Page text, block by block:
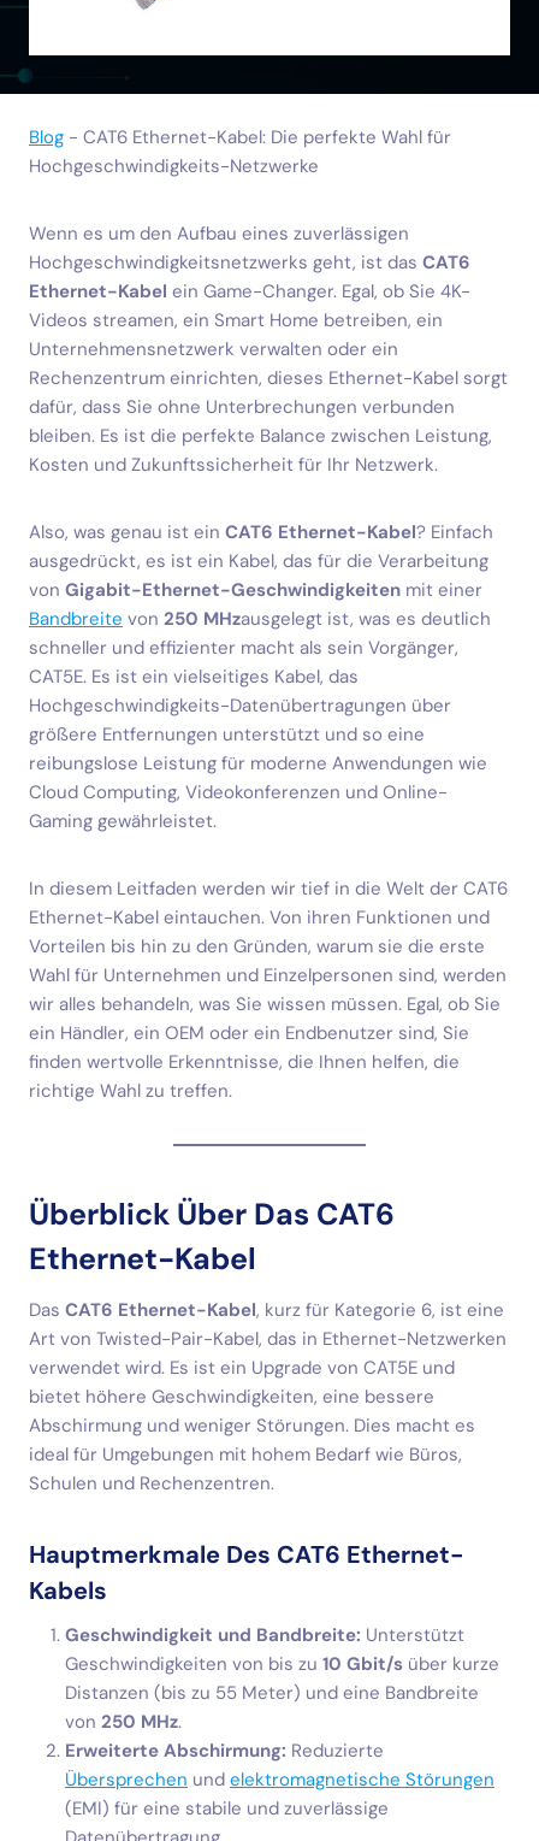
Blog - CAT6 Ethernet-Kabel: Die perfekte Wahl für
Hochgeschwindigkeits-Netzwerke
Wenn es um den Aufbau eines zuverlässigen
Hochgeschwindigkeitsnetzwerks geht, ist das CAT6
Ethernet-Kabel ein Game-Changer. Egal, ob Sie 4K-
Videos streamen, ein Smart Home betreiben, ein
Unternehmensnetzwerk verwalten oder ein
Rechenzentrum einrichten, dieses Ethernet-Kabel sorgt
dafür, dass Sie ohne Unterbrechungen verbunden
bleiben. Es ist die perfekte Balance zwischen Leistung,
Kosten und Zukunftssicherheit für Ihr Netzwerk.
Also, was genau ist ein CAT6 Ethernet-Kabel? Einfach
ausgedrückt, es ist ein Kabel, das für die Verarbeitung
von Gigabit-Ethernet-Geschwindigkeiten mit einer
Bandbreite von 250 MHzausgelegt ist, was es deutlich
schneller und effizienter macht als sein Vorgänger,
CAT5E. Es ist ein vielseitiges Kabel, das
Hochgeschwindigkeits-Datenübertragungen über
größere Entfernungen unterstützt und so eine
reibungslose Leistung für moderne Anwendungen wie
Cloud Computing, Videokonferenzen und Online-
Gaming gewährleistet.
In diesem Leitfaden werden wir tief in die Welt der CAT6
Ethernet-Kabel eintauchen. Von ihren Funktionen und
Vorteilen bis hin zu den Gründen, warum sie die erste
Wahl für Unternehmen und Einzelpersonen sind, werden
wir alles behandeln, was Sie wissen müssen. Egal, ob Sie
ein Händler, ein OEM oder ein Endbenutzer sind, Sie
finden wertvolle Erkenntnisse, die Ihnen helfen, die
richtige Wahl zu treffen.
Überblick Über Das CAT6
Ethernet-Kabel
Das CAT6 Ethernet-Kabel, kurz für Kategorie 6, ist eine
Art von Twisted-Pair-Kabel, das in Ethernet-Netzwerken
verwendet wird. Es ist ein Upgrade von CAT5E und
bietet höhere Geschwindigkeiten, eine bessere
Abschirmung und weniger Störungen. Dies macht es
ideal für Umgebungen mit hohem Bedarf wie Büros,
Schulen und Rechenzentren.
Hauptmerkmale Des CAT6 Ethernet-
Kabels
Geschwindigkeit und Bandbreite: Unterstützt
Geschwindigkeiten von bis zu 10 Gbit/s über kurze
Distanzen (bis zu 55 Meter) und eine Bandbreite
von 250 MHz.
Erweiterte Abschirmung: Reduzierte
Übersprechen und elektromagnetische Störungen
(EMI) für eine stabile und zuverlässige